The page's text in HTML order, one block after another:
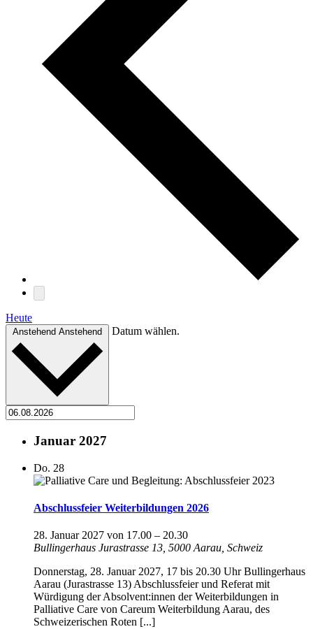
Heute
Anstehend Anstehend Datum wählen.
Januar 2027
Do. 28
Abschlussfeier Weiterbildungen 2026
28. Januar 2027 von 17.00 – 20.30
Bullingerhaus Jurastrasse 13, 5000 Aarau, Schweiz
Donnerstag, 28. Januar 2027, 17 bis 20.30 Uhr Bullingerhaus
Aarau (Jurastrasse 13) Abschlussfeier und Referat mit
Würdigung der Absolvent:innen der Weiterbildungen in
Palliative Care von Careum Weiterbildung Aarau, des
Schweizerischen Roten [...]